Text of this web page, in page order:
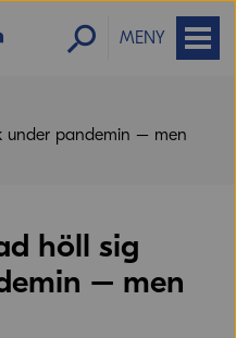
MENY
under pandemin – men
höll sig
– men